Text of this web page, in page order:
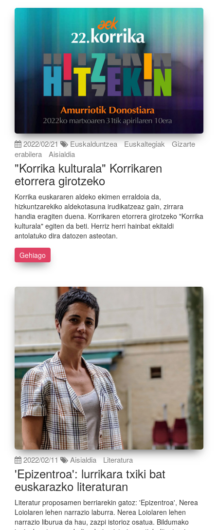
2022/02/21 Euskalduntzea Euskaltegiak
Gizarte
erabilera
Aisialdia
"Korrika kulturala" Korrikaren
etorrera girotzeko
Korrika euskararen aldeko ekimen erraldoia da,
hizkuntzarekiko aldekotasuna irudikatzeaz gain, zirrara
handia eragiten duena. Korrikaren etorrera girotzeko "Korrika
kulturala" egiten da beti. Herriz herri hainbat ekitaldi
antolatuko dira datozen asteotan.
Gehiago
2022/02/11 Aisialdia Literatura
'Epizentroa': lurrikara txiki bat
euskarazko literaturan
Literatur proposamen berriarekin gatoz: 'Epizentroa', Nerea
Loiolaren lehen narrazio laburra. Nerea Loiolaren lehen
narrazio liburua da hau, zazpi istorioz osatua. Bildumako